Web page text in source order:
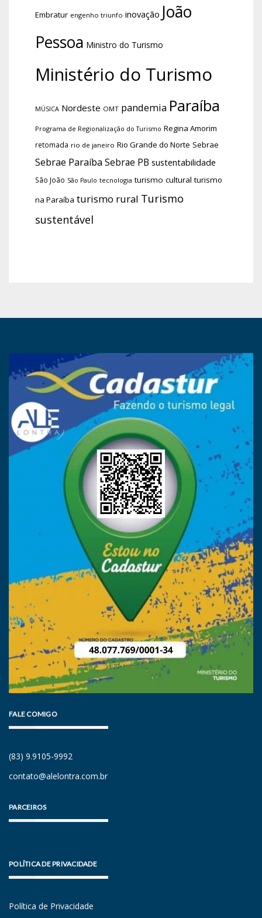
Embratur engenho triunfo inovação João
Pessoa Ministro do Turismo
Ministério do Turismo
MÚSICA Nordeste OMT pandemia Paraíba
Programa de Regionalização do Turismo Regina Amorim
retomada rio de janeiro Rio Grande do Norte Sebrae
Sebrae Paraíba Sebrae PB sustentabilidade
São João São Paulo tecnologia turismo cultural turismo
na Paraíba turismo rural Turismo
sustentável
FALE COMIGO
(83) 9.9105-9992
contato@alelontra.com.br
PARCEIROS
POLÍTICA DE PRIVACIDADE
Política de Privacidade